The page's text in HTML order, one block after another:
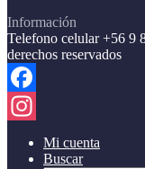
Información
Telefono celular +56 9
derechos reservados
Facebook
Instagram
Mi cuenta
Buscar